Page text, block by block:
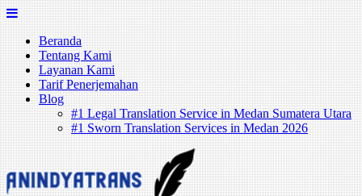
Skip
to
contentBeranda
Tentang Kami
Layanan Kami
Tarif Penerjemahan
Blog
#1 Legal Translation Service in Medan Sumatera Utara
#1 Sworn Translation Services in Medan 2026